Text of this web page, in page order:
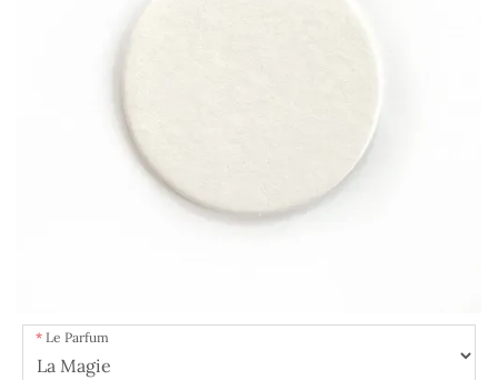
Le Parfum